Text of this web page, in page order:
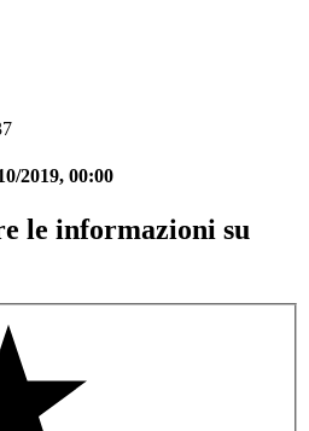
2019, 00:00
le informazioni su